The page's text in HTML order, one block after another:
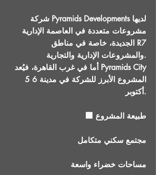
شركة Pyramids Developments لديها
مشروعات متعددة في العاصمة الإدارية
الجديدة، خاصة في مناطق R7
والمشروعات الإدارية والتجارية.
أما في غرب القاهرة، فيُعد Pyramids City
5 المشروع الأبرز للشركة في مدينة 6
أكتوبر.
🏢 طبيعة المشروع
مجتمع سكني متكامل
مساحات خضراء واسعة